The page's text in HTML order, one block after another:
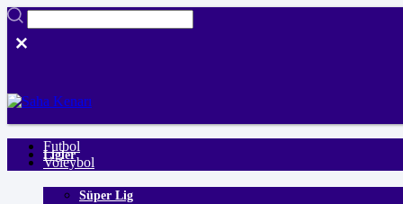
Ligler
Süper Lig
Futbol
Voleybol